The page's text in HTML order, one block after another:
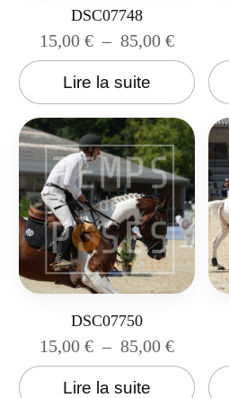
DSC07748
15,00 € – 85,00 €
Lire la suite
DSC07750
15,00 € – 85,00 €
Lire la suite